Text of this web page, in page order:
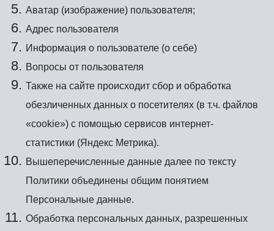
Аватар (изображение) пользователя;
Адрес пользователя
Информация о пользователе (о себе)
Вопросы от пользователя
Также на сайте происходит сбор и обработка
обезличенных данных о посетителях (в т.ч. файлов
«cookie») с помощью сервисов интернет-
статистики (Яндекс Метрика).
Вышеперечисленные данные далее по тексту
Политики объединены общим понятием
Персональные данные.
Обработка персональных данных, разрешенных